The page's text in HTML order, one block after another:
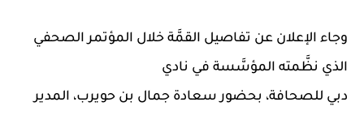
وجاء الإعلان عن تفاصيل القمَّة خلال المؤتمر الصحفي
الذي نظَّمته المؤسَّسة في نادي
دبي للصحافة، بحضور سعادة جمال بن حويرب، المدير